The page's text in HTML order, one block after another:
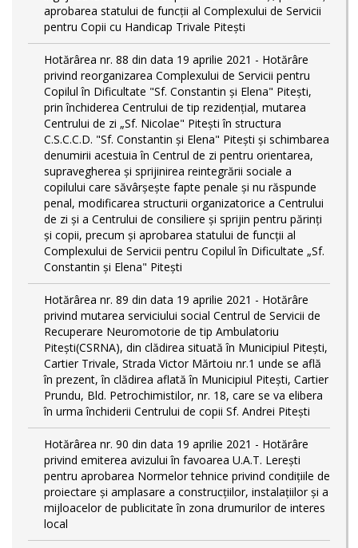
aprobarea statului de funcții al Complexului de Servicii
pentru Copii cu Handicap Trivale Pitești
Hotărârea nr. 88 din data 19 aprilie 2021 - Hotărâre
privind reorganizarea Complexului de Servicii pentru
Copilul în Dificultate "Sf. Constantin și Elena" Pitești,
prin închiderea Centrului de tip rezidenţial, mutarea
Centrului de zi „Sf. Nicolae" Pitești în structura
C.S.C.C.D. "Sf. Constantin și Elena" Pitești și schimbarea
denumirii acestuia în Centrul de zi pentru orientarea,
supravegherea şi sprijinirea reintegrării sociale a
copilului care săvârşeşte fapte penale şi nu răspunde
penal, modificarea structurii organizatorice a Centrului
de zi și a Centrului de consiliere și sprijin pentru părinți
și copii, precum și aprobarea statului de funcții al
Complexului de Servicii pentru Copilul în Dificultate „Sf.
Constantin și Elena" Pitești
Hotărârea nr. 89 din data 19 aprilie 2021 - Hotărâre
privind mutarea serviciului social Centrul de Servicii de
Recuperare Neuromotorie de tip Ambulatoriu
Pitești(CSRNA), din clădirea situată în Municipiul Pitești,
Cartier Trivale, Strada Victor Mărtoiu nr.1 unde se află
în prezent, în clădirea aflată în Municipiul Pitești, Cartier
Prundu, Bld. Petrochimistilor, nr. 18, care se va elibera
în urma închiderii Centrului de copii Sf. Andrei Pitești
Hotărârea nr. 90 din data 19 aprilie 2021 - Hotărâre
privind emiterea avizului în favoarea U.A.T. Lerești
pentru aprobarea Normelor tehnice privind condiţiile de
proiectare şi amplasare a construcţiilor, instalaţiilor şi a
mijloacelor de publicitate în zona drumurilor de interes
local